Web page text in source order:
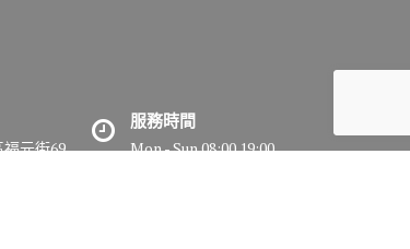
元街69
服務時間
Mon - Sun 08:00 19:00